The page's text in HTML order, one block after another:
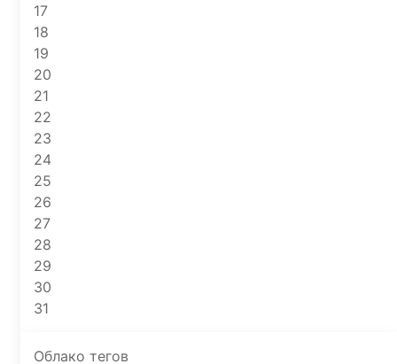
17
18
19
20
21
22
23
24
25
26
27
28
29
30
31
Облако тегов